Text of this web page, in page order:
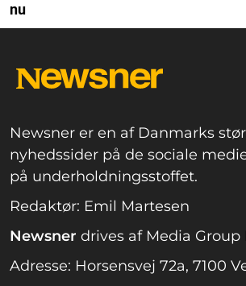
nu
Newsner er en af Danmarks
nyhedssider på de sociale
på underholdningsstoffet.
Redaktør: Emil Martesen
Newsner drives af Media
Adresse: Horsensvej 72a, 7100